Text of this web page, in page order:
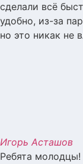
сделали всё
удобно, из-за
но это никак не
Игорь Асташов
Ребята молодцы!